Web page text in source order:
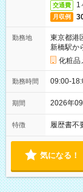
交通費 1
月収例
勤務地
東京都港
新橋駅か
化粧品
勤務時間 09:00-
期間 2026年
特徴 履歴書不
気になる！